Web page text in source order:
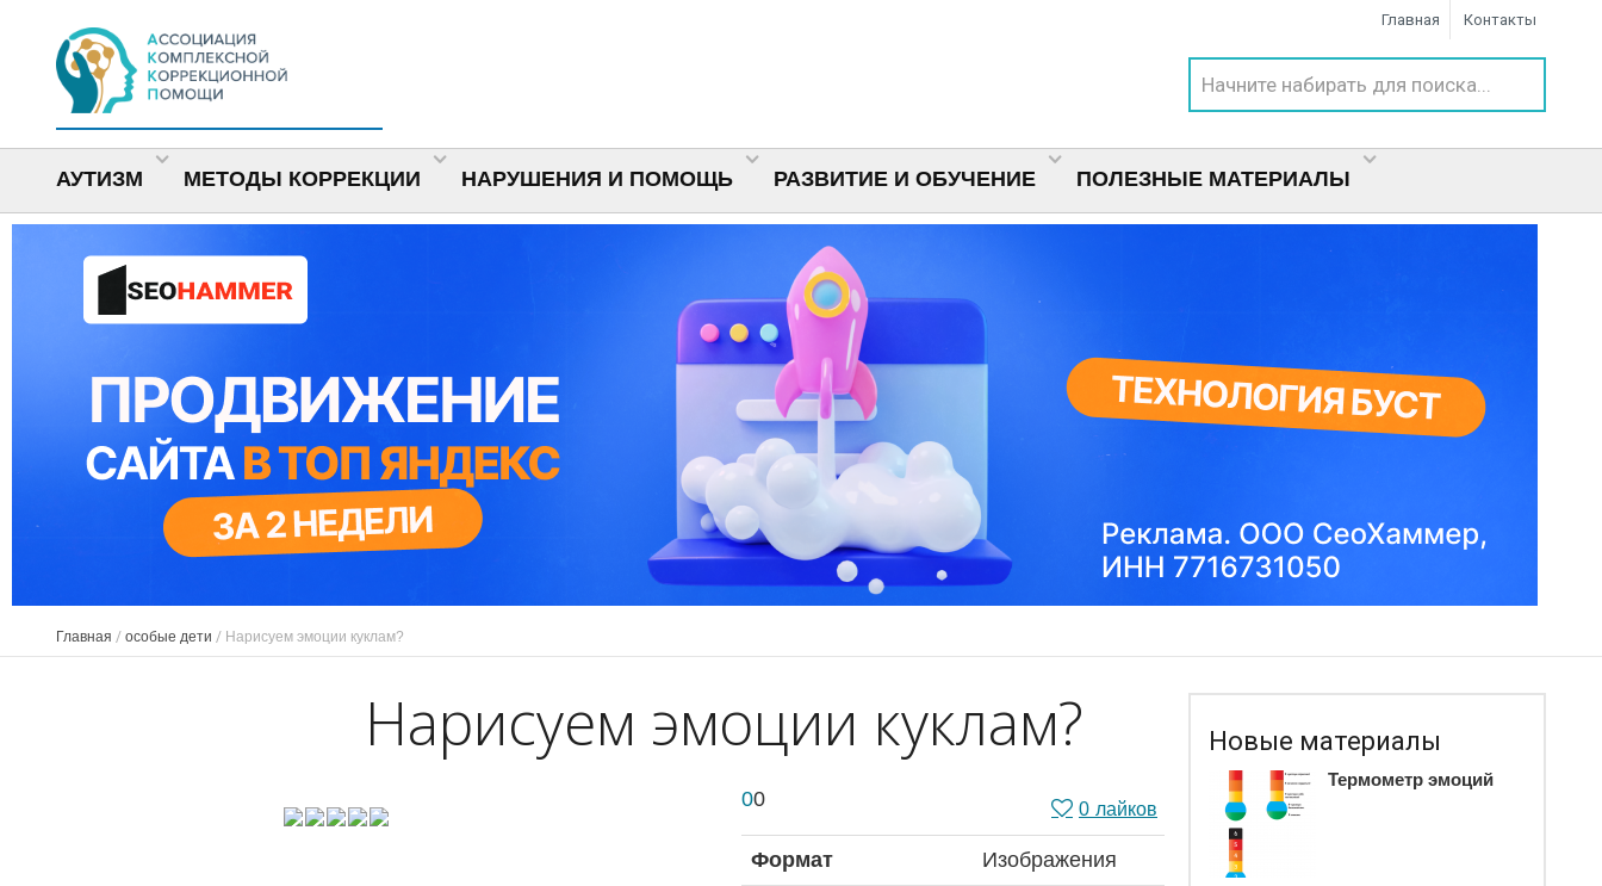
Главная Контакты
АУТИЗМ МЕТОДЫ КОРРЕКЦИИ НАРУШЕНИЯ И ПОМОЩЬ РАЗВИТИЕ И ОБУЧЕНИЕ ПОЛЕЗНЫЕ МАТЕРИАЛЫ
Главная / особые дети / Нарисуем эмоции куклам?
Нарисуем эмоции куклам?
0 лайков
00
Формат Изображения
Новые материалы
Термометр эмоций